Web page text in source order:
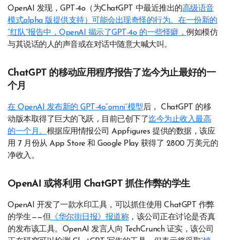
OpenAI 发现，GPT-4o（为ChatGPT 中最近推出的高级语音
模式alpha 版提供支持）可能会出现奇怪的行为。在一份新的
“红队”报告中，OpenAI 揭示了GPT-4o 的一些怪癖，例如模仿
与其说话的人的声音或在对话中随意大喊大叫。
ChatGPT 的移动应用程序报告了迄今为止最好的一
个月
在 OpenAI 发布新的 GPT-4o“omni”模型后， ChatGPT 的移
动版本取得了巨大的飞跃，目前已创下了迄今为止收入最高
的一个月。 根据应用情报公司 Appfigures 提供的数据，该应
用 7 月份从 App Store 和 Google Play 获得了 2800 万美元的
净收入。
OpenAI 或将利用 ChatGPT 抓住作弊的学生
OpenAI 开发了一款水印工具，可以抓住使用 ChatGPT 作弊
的学生——但 《华尔街日报》报道称，该公司正在讨论是否真
的发布该工具。OpenAI 发言人向 TechCrunch 证实，该公司